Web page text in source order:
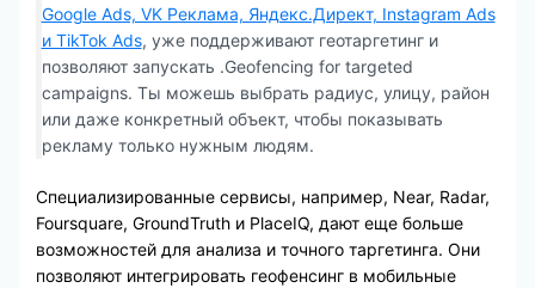
Google Ads, VK Реклама, Яндекс.Директ, Instagram Ads
и TikTok Ads, уже поддерживают геотаргетинг и
позволяют запускать .Geofencing for targeted
campaigns. Ты можешь выбрать радиус, улицу, район
или даже конкретный объект, чтобы показывать
рекламу только нужным людям.
Специализированные сервисы, например, Near, Radar,
Foursquare, GroundTruth и PlaceIQ, дают еще больше
возможностей для анализа и точного таргетинга. Они
позволяют интегрировать геофенсинг в мобильные